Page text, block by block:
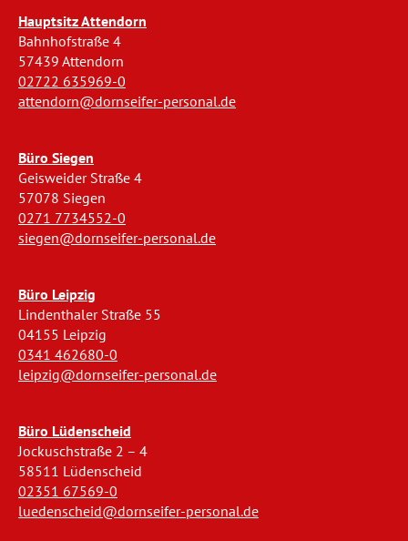
Hauptsitz Attendorn
Bahnhofstraße 4
57439 Attendorn
02722 635969-0
attendorn@dornseifer-personal.de
Büro Siegen
Geisweider Straße 4
57078 Siegen
0271 7734552-0
siegen@dornseifer-personal.de
Büro Leipzig
Lindenthaler Straße 55
04155 Leipzig
0341 462680-0
leipzig@dornseifer-personal.de
Büro Lüdenscheid
Jockuschstraße 2 – 4
58511 Lüdenscheid
02351 67569-0
luedenscheid@dornseifer-personal.de